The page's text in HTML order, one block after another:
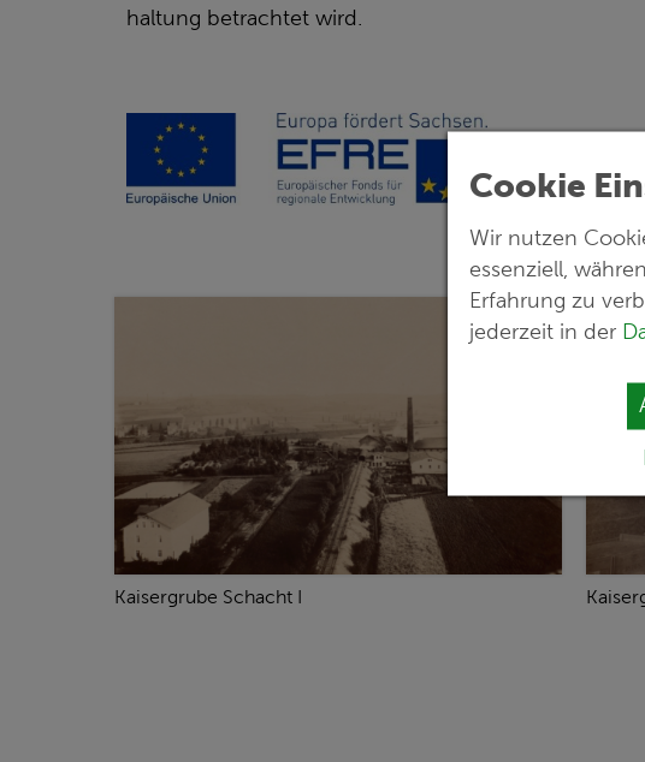
Cookie
Wir nutzen
essenziell,
Erfahrung zu
jederzeit in der
haltung betrachtet wird.
Kaisergrube Schacht I